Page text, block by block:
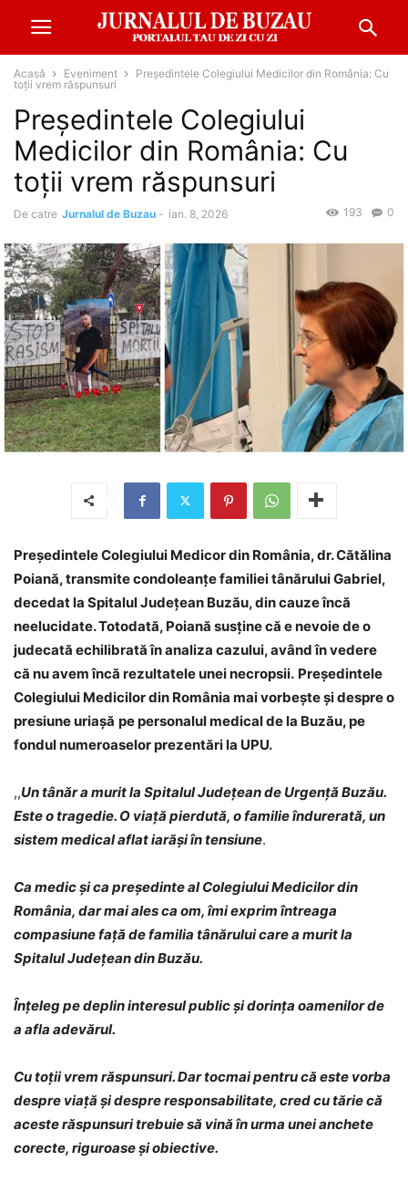
Acasă Eveniment
Președintele Colegiului Medicilor din România: Cu
toții vrem răspunsuri
Președintele Colegiului
Medicilor din România: Cu
toții vrem răspunsuri
De catre Jurnalul de Buzau - ian. 8, 2026 0
193
Președintele Colegiului Medicor din România, dr. Cătălina
Poiană, transmite condoleanțe familiei tânărului Gabriel,
decedat la Spitalul Județean Buzău, din cauze încă
neelucidate. Totodată, Poiană susține că e nevoie de o
judecată echilibrată în analiza cazului, având în vedere
că nu avem încă rezultatele unei necropsii. Președintele
Colegiului Medicilor din România mai vorbește și despre o
presiune uriașă pe personalul medical de la Buzău, pe
fondul numeroaselor prezentări la UPU.
,,Un tânăr a murit la Spitalul Judeţean de Urgenţă Buzău.
Este o tragedie. O viață pierdută, o familie îndurerată, un
sistem medical aflat iarăși în tensiune.
Ca medic și ca președinte al Colegiului Medicilor din
România, dar mai ales ca om, îmi exprim întreaga
compasiune față de familia tânărului care a murit la
Spitalul Județean din Buzău.
Înțeleg pe deplin interesul public și dorința oamenilor de
a afla adevărul.
Cu toții vrem răspunsuri. Dar tocmai pentru că este vorba
despre viață și despre responsabilitate, cred cu tărie că
aceste răspunsuri trebuie să vină în urma unei anchete
corecte, riguroase și obiective.